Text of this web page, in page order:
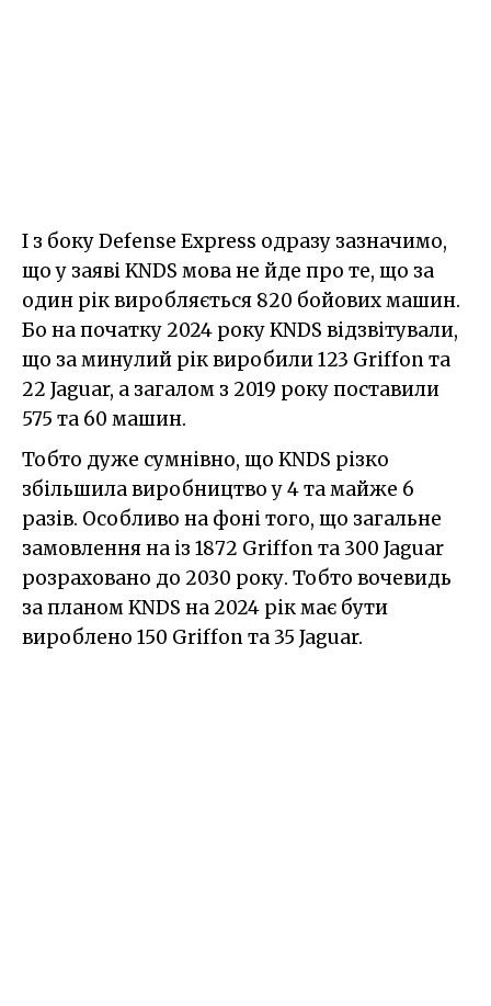
І з боку Defense Express одразу зазначимо,
що у заяві KNDS мова не йде про те, що за
один рік виробляється 820 бойових машин.
Бо на початку 2024 року KNDS відзвітували,
що за минулий рік виробили 123 Griffon та
22 Jaguar, а загалом з 2019 року поставили
575 та 60 машин.
Тобто дуже сумнівно, що KNDS різко
збільшила виробництво у 4 та майже 6
разів. Особливо на фоні того, що загальне
замовлення на із 1872 Griffon та 300 Jaguar
розраховано до 2030 року. Тобто вочевидь
за планом KNDS на 2024 рік має бути
вироблено 150 Griffon та 35 Jaguar.